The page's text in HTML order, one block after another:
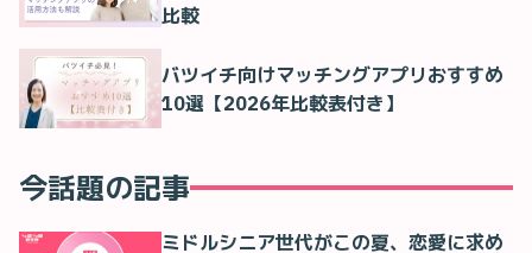
比較
バツイチ向けマッチングアプリおすすめ
10選【2026年比較表付き】
今話題の記事
ミドルシニア世代がこの夏、恋愛に求め